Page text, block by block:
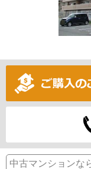
中古マンションな